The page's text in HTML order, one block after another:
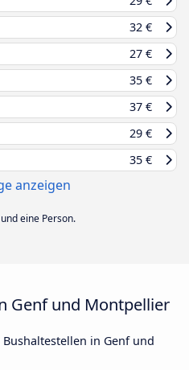
32 €
27 €
35 €
37 €
29 €
35 €
anzeigen
eine Person.
Genf und Montpellier
in Genf und